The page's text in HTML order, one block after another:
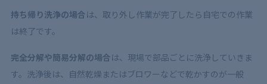
持ち帰り洗浄の場合は、取り外し作業が完了したら自宅での作業
は終了です。
完全分解や簡易分解の場合は、現場で部品ごとに洗浄していきま
す。洗浄後は、自然乾燥またはブロワーなどで乾かすのが一般